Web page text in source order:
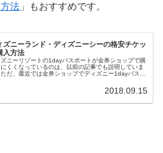
法 」もおすすめです。
ズニーランド・ディズニーシーの格安チケッ
入方法
ニーリゾートの1dayパスポートが金券ショップで購
にくくなっているのは、以前の記事でも説明していま
だ、最近では金券ショップでディズニー1dayパスポ
す。今回は、ディズニーランド・ディズニーシーの格
ケットの購入方法についてお知らせします。2018.09.15